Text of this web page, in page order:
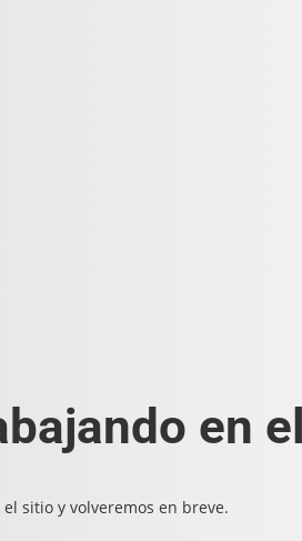
en
sitio y volveremos en breve.